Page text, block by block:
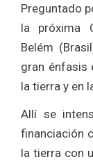
Preguntado
la próxima
Belém
gran énfasis
la tierra y en
Allí se
financiación
la tierra con